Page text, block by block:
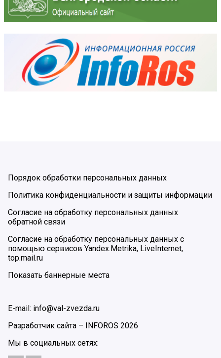
Порядок обработки персональных данных
Политика конфиденциальности и защиты информации
Согласие на обработку персональных данных
обратной связи
Согласие на обработку персональных данных с
помощью сервисов Yandex.Metrika, LiveInternet,
top.mail.ru
Показать баннерные места
E-mail: info@val-zvezda.ru
Разработчик сайта –
INFOROS 2026
Мы в социальных сетях: